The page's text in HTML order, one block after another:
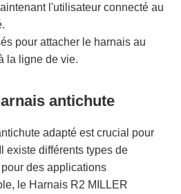
l'utilisateur connecté au
pour attacher le harnais au
la ligne de vie.
antichute
adapté est crucial pour
existe différents types de
des applications
le Harnais R2 MILLER